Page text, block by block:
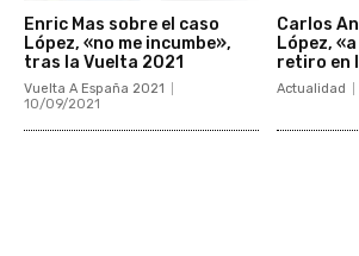
Enric Mas sobre el caso
López, «no me incumbe»,
tras la Vuelta 2021
Vuelta A España 2021
10/09/2021
Carlos
López,
retiro en
Actualidad